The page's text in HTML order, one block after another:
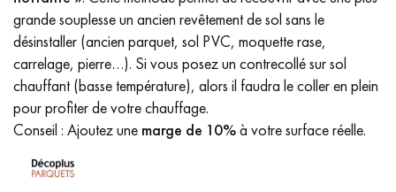
grande souplesse un ancien revêtement de sol sans le
désinstaller (ancien parquet, sol PVC, moquette rase,
carrelage, pierre…). Si vous posez un contrecollé sur sol
chauffant (basse température), alors il faudra le coller en plein
pour profiter de votre chauffage.
Conseil : Ajoutez une marge de 10%à votre surface réelle.